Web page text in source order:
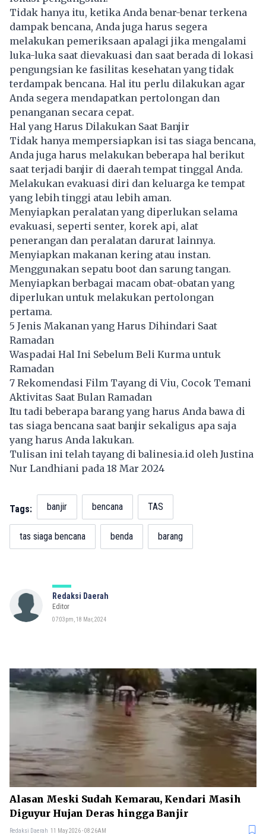
Tidak hanya itu, ketika Anda benar-benar terkena
dampak bencana, Anda juga harus segera
melakukan pemeriksaan apalagi jika mengalami
luka-luka saat dievakuasi dan saat berada di lokasi
pengungsian ke fasilitas kesehatan yang tidak
terdampak bencana. Hal itu perlu dilakukan agar
Anda segera mendapatkan pertolongan dan
penanganan secara cepat.
Hal yang Harus Dilakukan Saat Banjir
Tidak hanya mempersiapkan isi tas siaga bencana,
Anda juga harus melakukan beberapa hal berikut
saat terjadi banjir di daerah tempat tinggal Anda.
Melakukan evakuasi diri dan keluarga ke tempat
yang lebih tinggi atau lebih aman.
Menyiapkan peralatan yang diperlukan selama
evakuasi, seperti senter, korek api, alat
penerangan dan peralatan darurat lainnya.
Menyiapkan makanan kering atau instan.
Menggunakan sepatu boot dan sarung tangan.
Menyiapkan berbagai macam obat-obatan yang
diperlukan untuk melakukan pertolongan
pertama.
5 Jenis Makanan yang Harus Dihindari Saat
Ramadan
Waspadai Hal Ini Sebelum Beli Kurma untuk
Ramadan
7 Rekomendasi Film Tayang di Viu, Cocok Temani
Aktivitas Saat Bulan Ramadan
Itu tadi beberapa barang yang harus Anda bawa di
tas siaga bencana saat banjir sekaligus apa saja
yang harus Anda lakukan.
Tulisan ini telah tayang dibalinesia.id oleh Justina
Nur Landhiani pada 18 Mar 2024
Tags: banjir bencana TAS
tas siaga bencana benda barang
Redaksi Daerah
Editor
07:03pm, 18 Mar, 2024
Alasan Meski Sudah Kemarau, Kendari Masih
Diguyur Hujan Deras hingga Banjir
Redaksi Daerah 11 May 2026 - 08:26AM